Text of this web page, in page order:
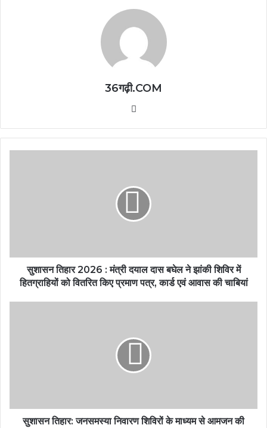
36गढ़ी.COM
सुशासन तिहार 2026 : मंत्री दयाल दास बघेल ने झांकी शिविर में
हितग्राहियों को वितरित किए प्रमाण पत्र, कार्ड एवं आवास की चाबियां
सुशासन तिहार: जनसमस्या निवारण शिविरों के माध्यम से आमजन की